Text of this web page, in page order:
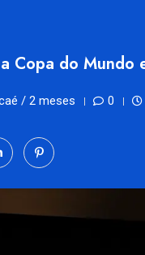
Copa do Mundo
/ 2 meses 0